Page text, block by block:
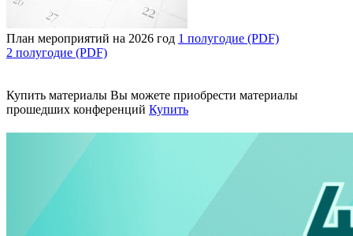
План мероприятий на 2026 год 1 полугодие (PDF)
2 полугодие (PDF)
Купить материалы Вы можете приобрести материалы
прошедших конференций Купить